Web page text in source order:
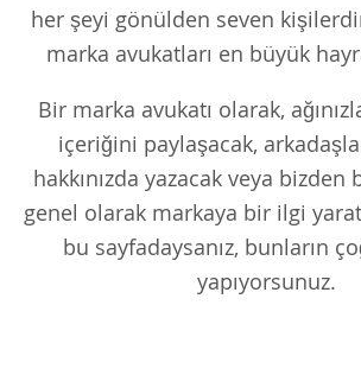
her şeyi gönülden seven
marka avukatları en büyük
Bir marka avukatı olarak,
içeriğini paylaşacak,
hakkınızda yazacak veya bizden
genel olarak markaya bir ilgi
bu sayfadaysanız, bunların
yapıyorsunuz.